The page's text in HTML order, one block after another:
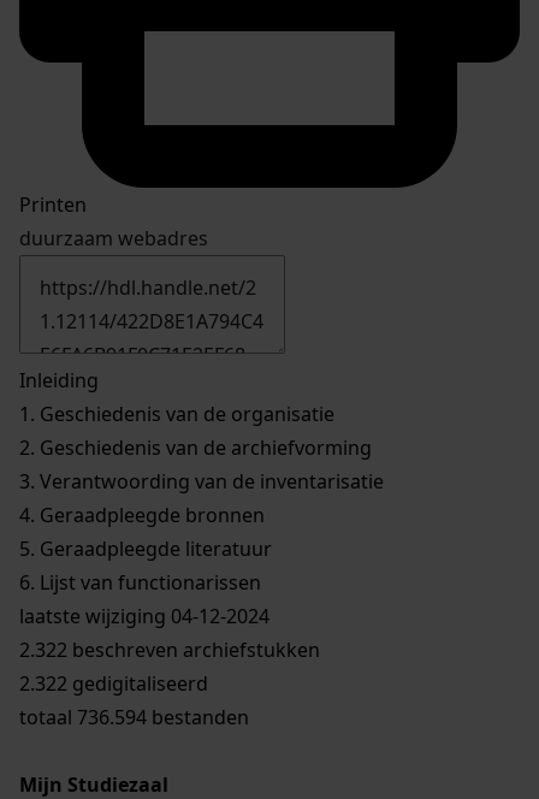
Printen
duurzaam webadres
Inleiding
1. Geschiedenis van de organisatie
2. Geschiedenis van de archiefvorming
3. Verantwoording van de inventarisatie
4. Geraadpleegde bronnen
5. Geraadpleegde literatuur
6. Lijst van functionarissen
laatste wijziging 04-12-2024
2.322 beschreven archiefstukken
2.322 gedigitaliseerd
totaal 736.594 bestanden
Mijn Studiezaal